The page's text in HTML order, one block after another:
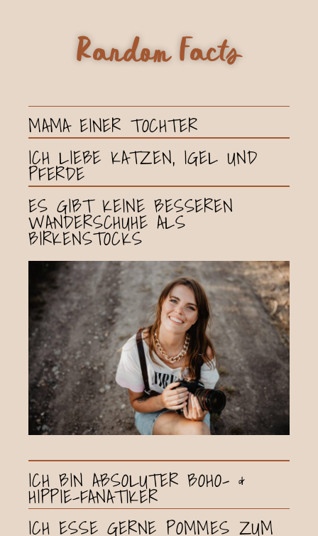
Random Facts
MAMA EINER TOCHTER
ICH LIEBE KATZEN, IGEL UND
PFERDE
ES GIBT KEINE BESSEREN
WANDERSCHUHE ALS
BIRKENSTOCKS
ICH BIN ABSOLUTER BOHO- &
HIPPIE-FANATIKER
ICH ESSE GERNE POMMES ZUM